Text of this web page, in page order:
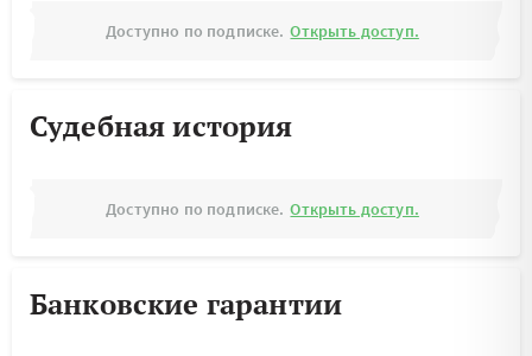
Доступно по подписке. Открыть доступ.
Судебная история
Доступно по подписке. Открыть доступ.
Банковские гарантии